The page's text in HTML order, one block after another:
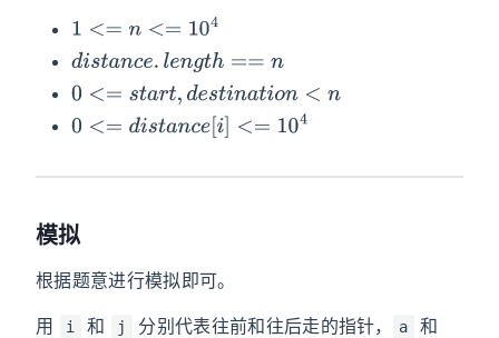
1 <=n<=104
distance.l ength== n
0 <=st art,de tination<n
0 <=di stance[i]<=104
模拟
根据题意进行模拟即可。
用 i 和 j 分别代表往前和往后走的指针， a 和